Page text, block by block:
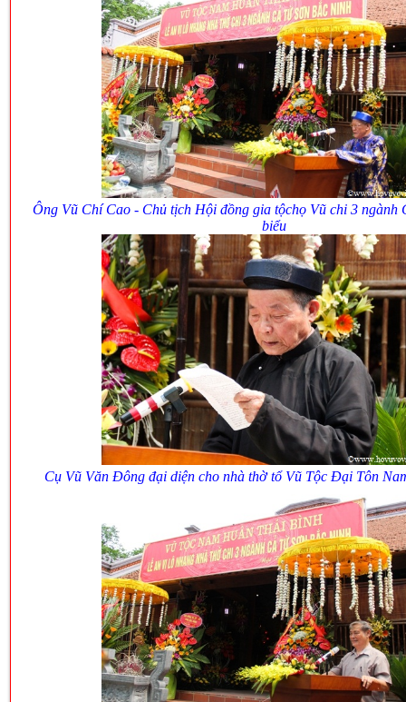
Ông Vũ Chí Cao - Chủ tịch Hội đồng gia tộchọ Vũ chi 3 ngành
biểu
Cụ Vũ Văn Đông đại diện cho nhà thờ tổ Vũ Tộc Đại Tôn